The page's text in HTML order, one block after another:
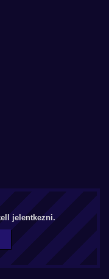
jelentkezni.